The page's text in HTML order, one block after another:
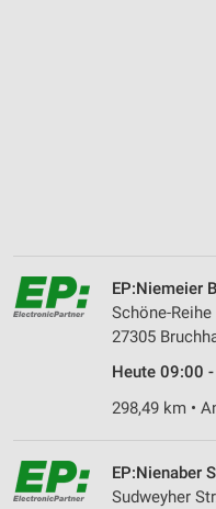
EP:Niemeier
Schöne-Reihe
27305
Heute 09:00
298,49 km •
EP:Nienaber
Sudweyher